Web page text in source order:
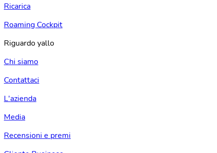
Ricarica
Roaming Cockpit
Riguardo yallo
Chi siamo
Contattaci
L'azienda
Media
Recensioni e premi